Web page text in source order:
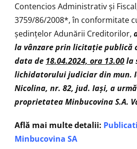
Contencios Administrativ şi
3759/86/2008*, în conformitate
ședințelor Adunării Creditorilor,
la vânzare prin licitaţie publică
data de 18.04.2024, ora 13.00la
lichidatorului judiciar din mun.
Nicolina, nr. 82, jud. Iași, a
proprietatea Minbucovina S.A.
Află mai multe detalii:
Minbucovina SA